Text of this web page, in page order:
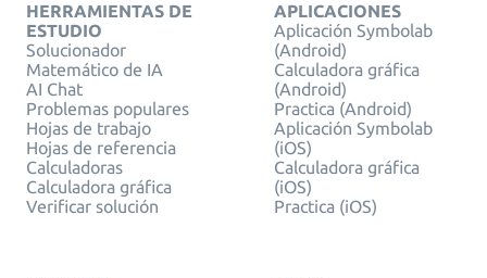
HERRAMIENTAS DE
ESTUDIO
Solucionador
Matemático de IA
AI Chat
Problemas populares
Hojas de trabajo
Hojas de referencia
Calculadoras
Calculadora gráfica
Verificar solución
APLICACIONES
Aplicación Symbolab
(Android)
Calculadora gráfica
(Android)
Practica (Android)
Aplicación Symbolab
(iOS)
Calculadora gráfica
(iOS)
Practica (iOS)